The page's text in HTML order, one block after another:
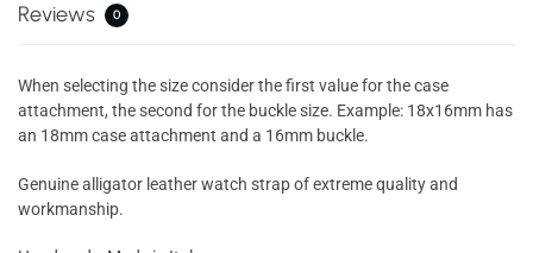
Reviews 0
When selecting the size consider the first value for the case
attachment, the second for the buckle size. Example: 18x16mm has
an 18mm case attachment and a 16mm buckle.
Genuine alligator leather watch strap of extreme quality and
workmanship.